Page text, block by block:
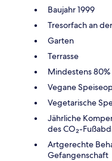
Baujahr 1999
Tresorfach an
Garten
Terrasse
Mindestens
Vegane
Vegetarische
Jährliche
des CO₂-
Artgerechte
Gefangenschaft